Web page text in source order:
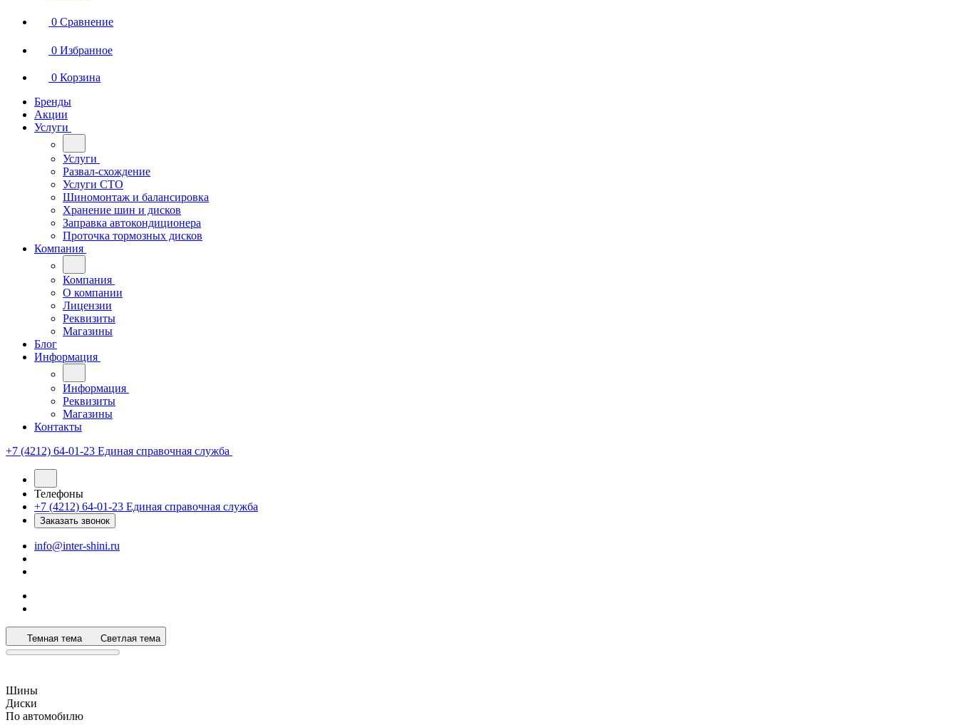
0 Сравнение
0 Избранное
0 Корзина
Бренды
Акции
Услуги
Услуги
Развал-схождение
Услуги СТО
Шиномонтаж и балансировка
Хранение шин и дисков
Заправка автокондиционера
Проточка тормозных дисков
Компания
Компания
О компании
Лицензии
Реквизиты
Магазины
Блог
Информация
Информация
Реквизиты
Магазины
Контакты
+7 (4212) 64-01-23 Единая справочная служба
Телефоны
+7 (4212) 64-01-23 Единая справочная служба
Заказать звонок
info@inter-shini.ru
Темная тема Светлая тема
Шины
Диски
По автомобилю